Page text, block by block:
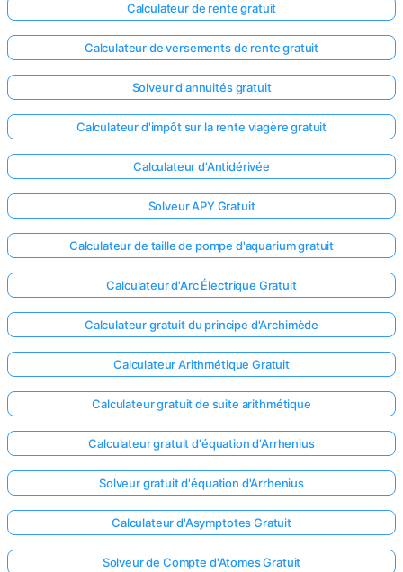
Calculateur de rente gratuit
Calculateur de versements de rente gratuit
Solveur d'annuités gratuit
Calculateur d'impôt sur la rente viagère gratuit
Calculateur d'Antidérivée
Solveur APY Gratuit
Calculateur de taille de pompe d'aquarium gratuit
Calculateur d'Arc Électrique Gratuit
Calculateur gratuit du principe d'Archimède
Calculateur Arithmétique Gratuit
Calculateur gratuit de suite arithmétique
Calculateur gratuit d'équation d'Arrhenius
Solveur gratuit d'équation d'Arrhenius
Calculateur d'Asymptotes Gratuit
Solveur de Compte d'Atomes Gratuit